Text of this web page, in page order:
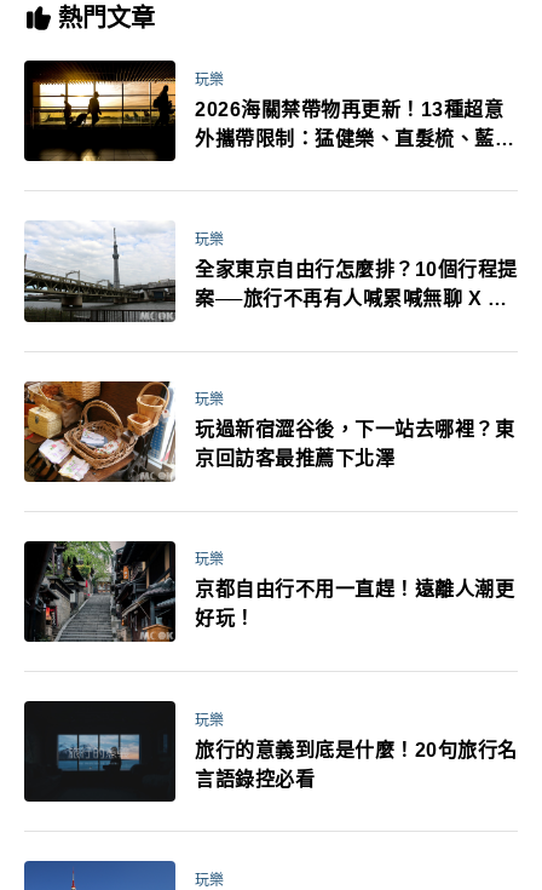
熱門文章
玩樂
2026海關禁帶物再更新！13種超意
外攜帶限制：猛健樂、直髮梳、藍牙
萬！注意事項一次看！
玩樂
全家東京自由行怎麼排？10個行程提
案──旅行不再有人喊累喊無聊 X 爸
玩樂
玩過新宿澀谷後，下一站去哪裡？東
京回訪客最推薦下北澤
玩樂
京都自由行不用一直趕！遠離人潮更
好玩！
玩樂
旅行的意義到底是什麼！20句旅行名
言語錄控必看
玩樂